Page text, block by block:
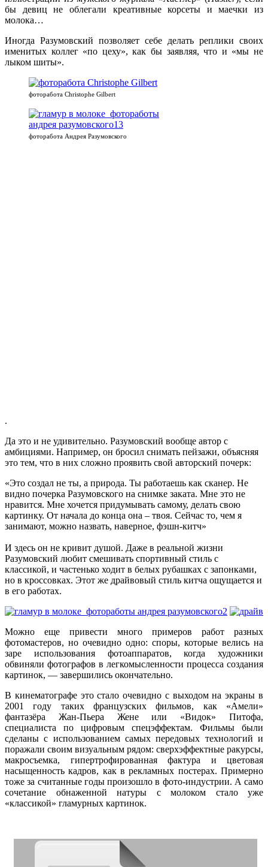
бы девиц не облегали креативные корсеты и маечки из
молока…
Иногда Разумовский позволяет себе делать реплики своих
именитых коллег «по цеху», как бы заявляя, что и «мы не
лыком шиты».
фоторабота Christophe Gilbert
фоторабота Андрея Разумовского
.
Да это и не удивительно. Разумовский вообще автор с
амбициями. Например, он бросил снимать пейзажи, объясняя
это тем, что в них сложно проявить свой авторский почерк:
«Это создал не ты, а природа. Ты работаешь как сканер. Не
видно почерка Разумовского на снимке заката. Мне это не
нравится. Мне хочется придумывать самому, делать свою
картинку. От начала до конца она – твоя. Сейчас то, чем я
занимают, можно назвать, наверное, фэшн-китч»
И здесь он не кривит душой. Даже в реальной жизни
Разумовский любит смешивать спортивный стиль с
классикой, и частенько ходит в белых рубашках с запонками,
но в кроссовках. Этот же драйвовый стиль китча ощущается и
в его работах.
Можно еще привести много примеров работ разных
фотомастеров, но очевидно одно: споры, которые велись на
заре использования фотоаппаратов, когда художники
обвиняли фотографов в легкомысленности процесса создания
картинок, — завершились окончательно.
В кинематографе это стало очевидно с выходом на экраны в
2001 году таких французских фильмов, как «Амели»
фантазёра Жан-Пьера Жене или «Видок» Питофа,
специалиста по цифровым спецэффектам. Фильмы были
сделаны с использованием самых передовых технологий и
поражали своим визуальным рядом: сверхэффектные ракурсы,
макросъемка, гипертрофированная фактура и цветовая
насыщенность кадров, как в рекламных постерах. Примерно
тоже за считанные годы произошло в фото-индустрии. А само
сочетание обнаженной натуры с молоком стало уже
«классикой» гламурных картинок.